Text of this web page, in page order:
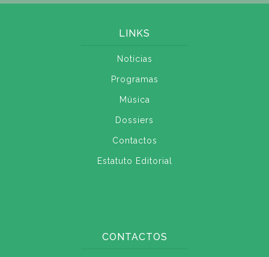
LINKS
Notícias
Programas
Música
Dossiers
Contactos
Estatuto Editorial
CONTACTOS